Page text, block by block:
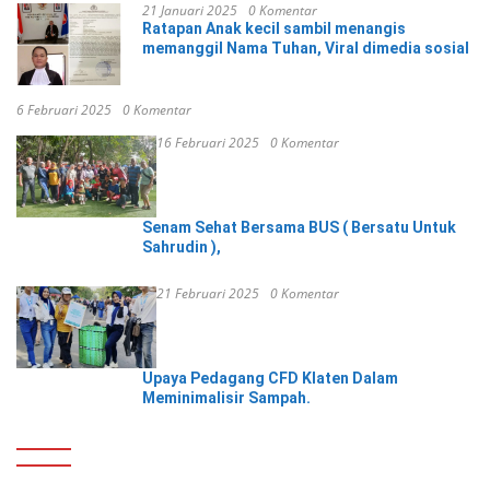
21 Januari 2025 0 Komentar
Ratapan Anak kecil sambil menangis
memanggil Nama Tuhan, Viral dimedia sosial
6 Februari 2025 0 Komentar
16 Februari 2025 0 Komentar
Senam Sehat Bersama BUS ( Bersatu Untuk
Sahrudin ),
21 Februari 2025 0 Komentar
Upaya Pedagang CFD Klaten Dalam
Meminimalisir Sampah.